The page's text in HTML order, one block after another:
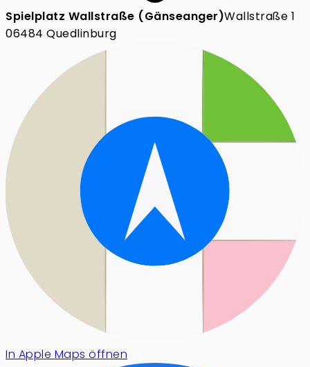
Spielplatz Wallstraße (Gänseanger)Wallstraße 1
06484 Quedlinburg
In Apple Maps öffnen